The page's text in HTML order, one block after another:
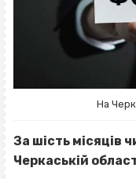
На
За шість місяців
Черкаській